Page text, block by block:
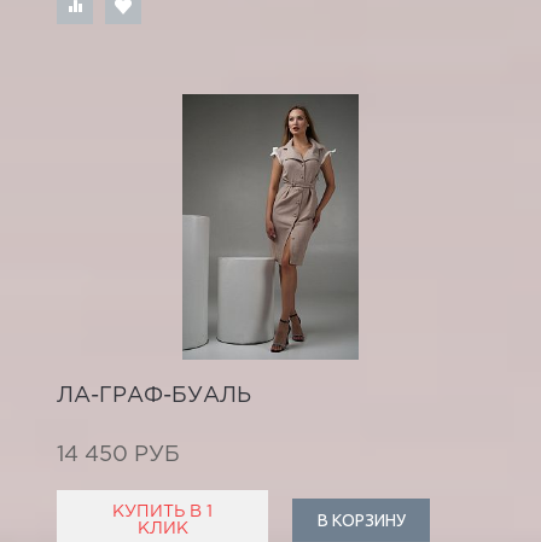
ЛА-ГРАФ-БУАЛЬ
14 450 РУБ
КУПИТЬ В 1
КЛИК
В КОРЗИНУ